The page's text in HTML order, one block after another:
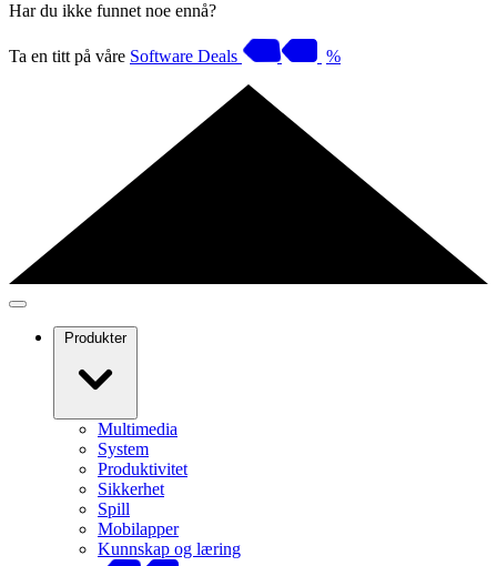
Har du ikke funnet noe ennå?
Ta en titt på våre Software Deals %
Produkter
Multimedia
System
Produktivitet
Sikkerhet
Spill
Mobilapper
Kunnskap og læring